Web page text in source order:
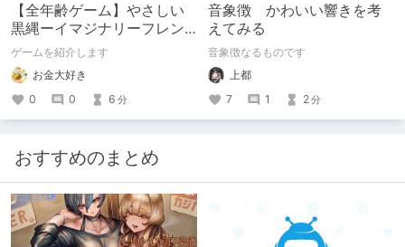
【全年齢ゲーム】やさしい
黒縄ーイマジナリーフレン
ドの「彼」と過ごすおぼん
やすみー
ゲームを紹介します
お金大好き
0
0 6 分
音象徴 かわいい響きを考
えてみる
音象徴なるものです
上都
7
1 2分
おすすめのまとめ